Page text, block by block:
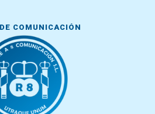
COMUNICACIÓN